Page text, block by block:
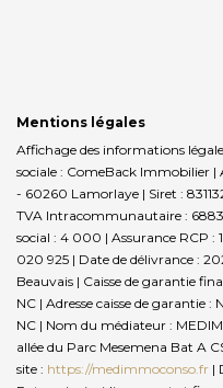
Mentions légales
Affichage des informations
sociale : ComeBack Immobilier |
- 60260 Lamorlaye | Siret :
TVA Intracommunautaire :
social : 4 000 | Assurance RCP :
020 925 | Date de délivrance :
Beauvais | Caisse de garantie
NC | Adresse caisse de garantie
NC | Nom du médiateur :
allée du Parc Mesemena Bat A
site : https://medimmoconso.fr |